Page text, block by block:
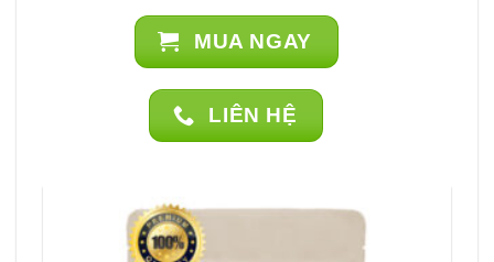
MUA NGAY
LIÊN HỆ